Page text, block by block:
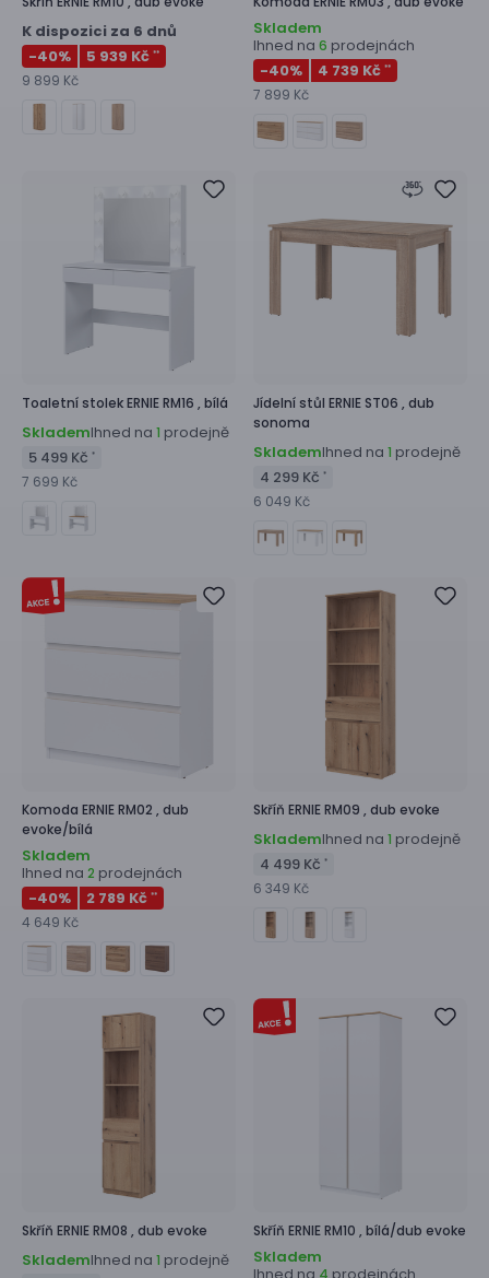
K dispozici za 6 dnů
-40% 5 939 Kč **
9 899 Kč
Skladem
Ihned na 6 prodejnách
-40% 4 739 Kč **
7 899 Kč
Toaletní stolekERNIE RM16 , bílá
SklademIhned na 1 prodejně
5 499 Kč *
7 699 Kč
Jídelní stůl ERNIE ST06 , dub
sonoma
SklademIhned na 1 prodejně
4 299 Kč *
6 049 Kč
Komoda ERNIE RM02 , dub
evoke/bílá
Skladem
Ihned na 2 prodejnách
-40% 2 789 Kč **
4 649 Kč
Skříň ERNIE RM09 , dub evoke
SklademIhned na 1 prodejně
4 499 Kč *
6 349 Kč
Skříň ERNIE RM08 , dub evoke
SklademIhned na 1 prodejně
Skříň ERNIE RM10 , bílá/dub evoke
Skladem
4